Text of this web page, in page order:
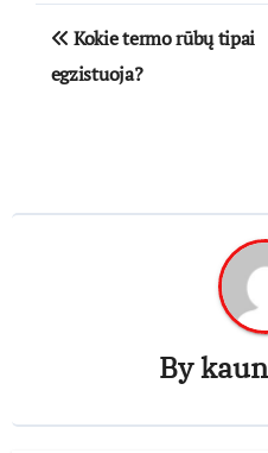
Navigacija
tarp
Kokie termo rūbų tipai
egzistuoja?
By